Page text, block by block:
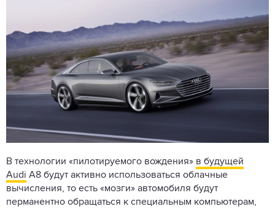
В технологии «пилотируемого вождения» в будущей
Audi A8 будут активно использоваться облачные
вычисления, то есть «мозги» автомобиля будут
перманентно обращаться к специальным компьютерам,